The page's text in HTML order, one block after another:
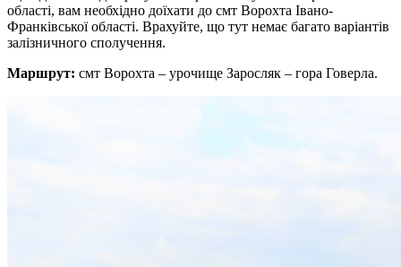
області, вам необхідно доїхати до смт Ворохта Івано-
Франківської області. Врахуйте, що тут немає багато варіантів
залізничного сполучення.
Маршрут: смт Ворохта – урочище Заросляк – гора Говерла.